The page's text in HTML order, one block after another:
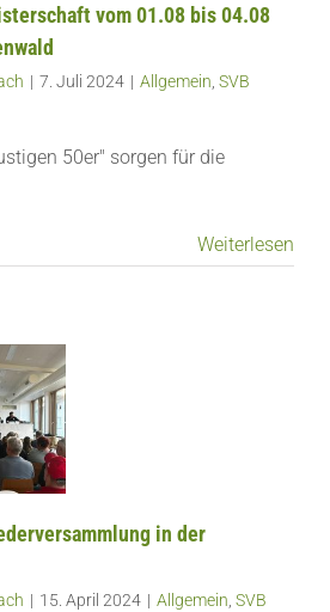
vom 01.08 bis 04.08
| 7. Juli 2024 | Allgemein, SVB
50er" sorgen für die
Weiterlesen
in der
| 15. April 2024 | Allgemein SVB